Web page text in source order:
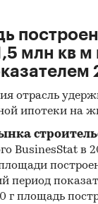
млн кв
отрасль
ипотеки на
BusinesStat в
период
г площадь